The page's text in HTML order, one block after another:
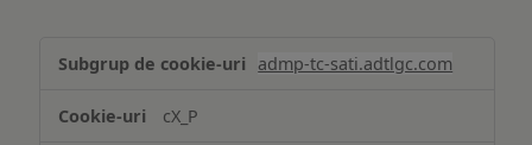
și/sau
informațiilor
admp-tc-sati.adtlgc.com
cX_P